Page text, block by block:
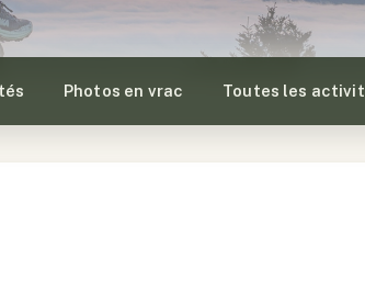
Photos en vrac Toutes les